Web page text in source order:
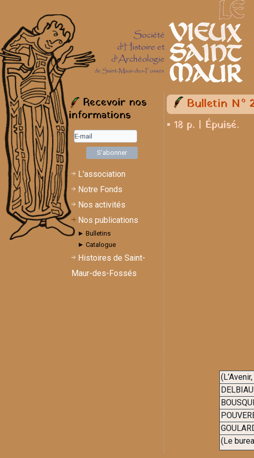
Recevoir nos
informations
L'association
Notre Fonds
Nos activités
Nos publications
► Bulletins
► Catalogue
Histoires de Saint-
Maur-des-Fossés
Bulletin N°
▪ 18 p. | Épuisé.
(Le